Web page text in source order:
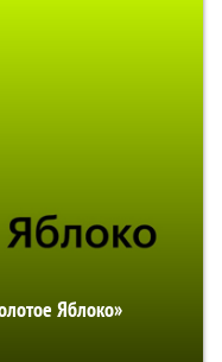
Яблоко»